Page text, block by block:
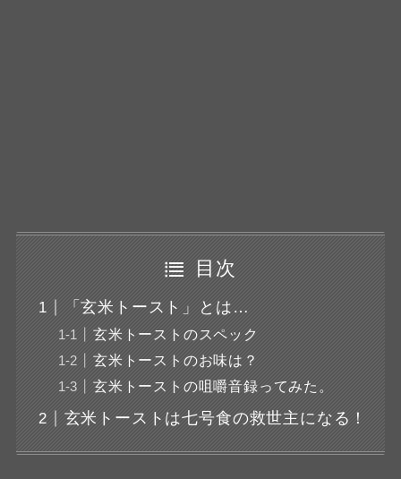
目次
「玄米トースト」とは…
玄米トーストのスペック
玄米トーストのお味は？
玄米トーストの咀嚼音録ってみた。
玄米トーストは七号食の救世主になる！